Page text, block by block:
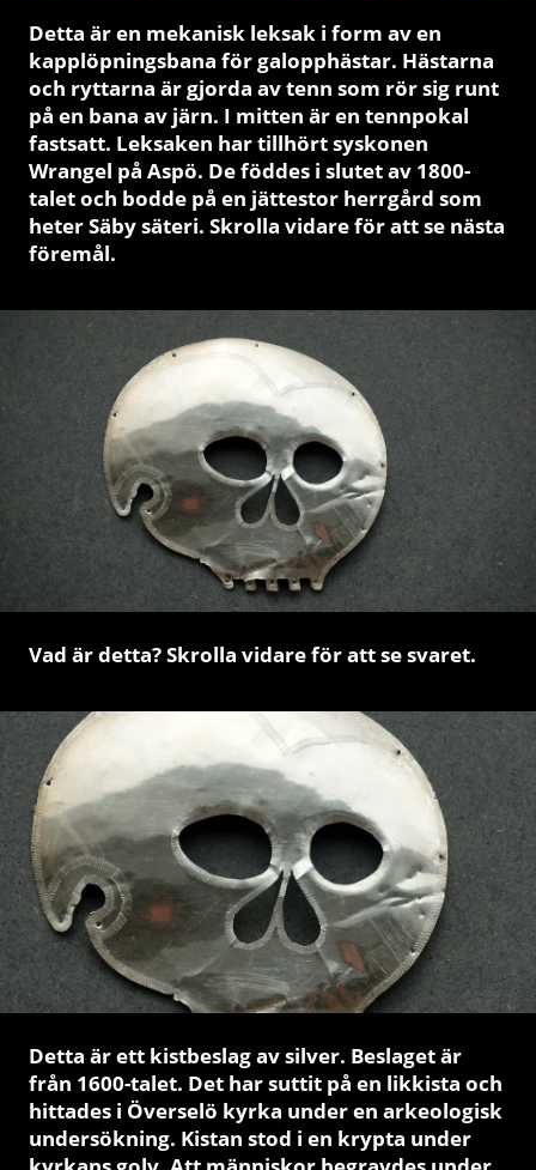
Detta är en mekanisk leksak i form av en
kapplöpningsbana för galopphästar. Hästarna
och ryttarna är gjorda av tenn som rör sig runt
på en bana av järn. I mitten är en tennpokal
fastsatt. Leksaken har tillhört syskonen
Wrangel på Aspö. De föddes i slutet av 1800-
talet och bodde på en jättestor herrgård som
heter Säby säteri. Skrolla vidare för att se nästa
föremål.
Vad är detta? Skrolla vidare för att se svaret.
Detta är ett kistbeslag av silver. Beslaget är
från 1600-talet. Det har suttit på en likkista och
hittades i Överselö kyrka under en arkeologisk
undersökning. Kistan stod i en krypta under